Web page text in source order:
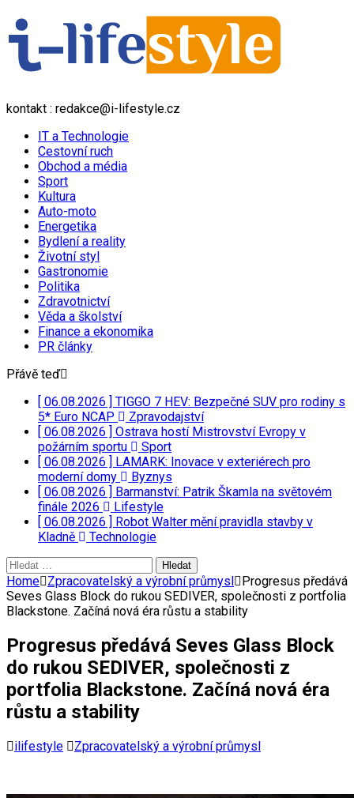
kontakt : redakce@i-lifestyle.cz
IT a Technologie
Cestovní ruch
Obchod a média
Sport
Kultura
Auto-moto
Energetika
Bydlení a reality
Životní styl
Gastronomie
Politika
Zdravotnictví
Věda a školství
Finance a ekonomika
PR články
Přávě teď
[ 06.08.2026 ] TIGGO 7 HEV: Bezpečné SUV pro rodiny s
5* Euro NCAP
Zpravodajství
[ 06.08.2026 ] Ostrava hostí Mistrovství Evropy v
požárním sportu
Sport
[ 06.08.2026 ] LAMARK: Inovace v exteriérech pro
moderní domy
Byznys
[ 06.08.2026 ] Barmanství: Patrik Škamla na světovém
finále 2026
Lifestyle
[ 06.08.2026 ] Robot Walter mění pravidla stavby v
Kladně
Technologie
Vyhledávání
Home Zpracovatelský a výrobní průmysl Progresus předává
Seves Glass Block do rukou SEDIVER, společnosti z portfolia
Blackstone. Začíná nová éra růstu a stability
Progresus předává Seves Glass Block
do rukou SEDIVER, společnosti z
portfolia Blackstone. Začíná nová éra
růstu a stability
ilifestyle Zpracovatelský a výrobní průmysl